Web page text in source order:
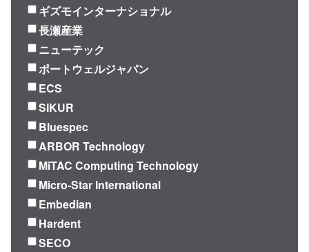
ギズモインターナショナル
長瀬産業
ニューテック
ポートウェルジャパン
ECS
SIKUR
Bluespec
ARBOR Technology
MiTAC Computing Technology
Micro-Star International
Embedian
Hardent
SECO